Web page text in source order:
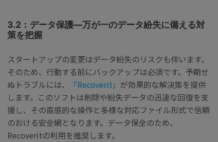
3.2：データ保護―万が一のデータ紛失に備える対
策を把握
スタートアップの変更はデータ紛失のリスクも伴います。
そのため、行動する前にバックアップは必須です。予期せ
ぬトラブルには、
「Recoverit」 が効果的な解決策を提供
します。このソフトは削除や紛失データの迅速な回復を支
援し、その直感的な操作と多様な対応ファイル形式で信頼
のおける安全網となります。データ保全のため、
Recoveritの利用を推奨します。